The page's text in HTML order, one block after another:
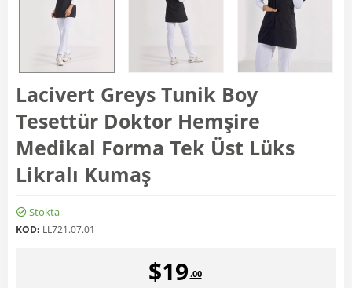
Lacivert Greys Tunik Boy
Tesettür Doktor Hemşire
Medikal Forma Tek Üst Lüks
Likralı Kumaş
Stokta
KOD: LL721.07.01
$19 .00